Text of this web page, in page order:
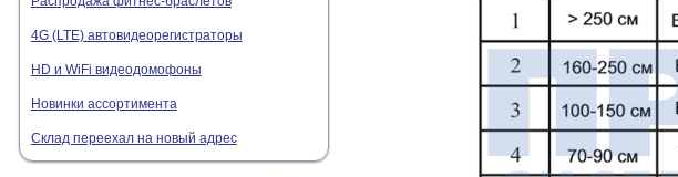
4G (LTE) автовидеорегистраторы
HD и WiFi видеодомофоны
Новинки ассортимента
Склад переехал на новый адрес